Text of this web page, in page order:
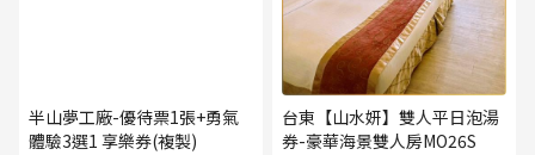
半山夢工廠-優待票1張+勇氣
體驗3選1 享樂券(複製)
台東【山水妍】雙人平日泡湯
券-豪華海景雙人房MO26S